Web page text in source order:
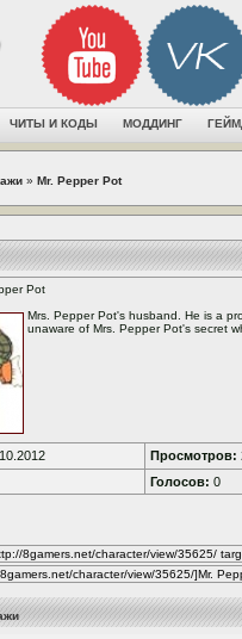
ЧИТЫ И КОДЫ МОДДИНГ
» Mr. Pepper Pot
Pot
Mrs. Pepper Pot's husband. He is a
unaware of Mrs. Pepper Pot's secret
Просмотров:
Голосов: 0